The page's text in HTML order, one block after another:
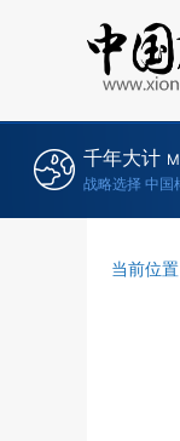
千年大计
战略选择 中国
当前位置